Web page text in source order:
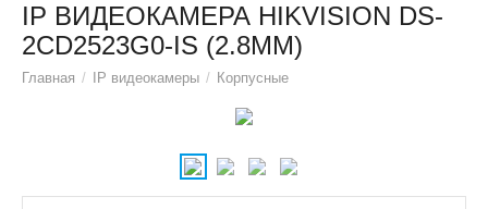
IP ВИДЕОКАМЕРА HIKVISION DS-
2CD2523G0-IS (2.8MM)
Главная / IP видеокамеры / Корпусные